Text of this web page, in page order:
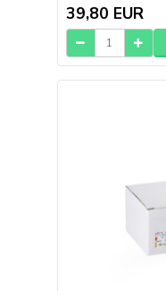
39,80 EUR